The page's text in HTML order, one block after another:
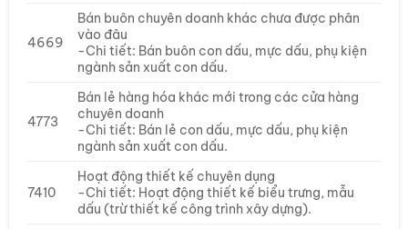
4669
Bán buôn chuyên doanh khác chưa được phân
vào đâu
-Chi tiết: Bán buôn con dấu, mực dấu, phụ kiện
ngành sản xuất con dấu.
4773
Bán lẻ hàng hóa khác mới trong các cửa hàng
chuyên doanh
-Chi tiết: Bán lẻ con dấu, mực dấu, phụ kiện
ngành sản xuất con dấu.
7410
Hoạt động thiết kế chuyên dụng
-Chi tiết: Hoạt động thiết kế biểu trưng, mẫu
dấu (trừ thiết kế công trình xây dựng).